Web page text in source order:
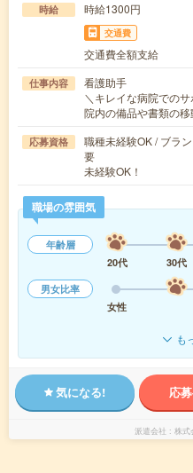
時給 時給1300円
交通費
交通費全額支給
仕事内容
看護助手
＼キレイな病院での
院内の備品や書類の
応募資格
職種未経験OK / ブラ
要
未経験OK！
職場の雰囲気
年齢層
20代
30代
男女比率
女性
も
気になる! 応
派遣会社 株式